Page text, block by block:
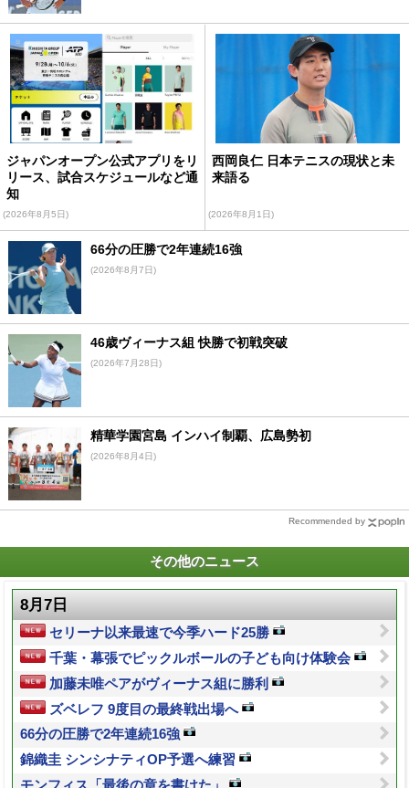
ジャパンオープン公式アプリをリ
リース、試合スケジュールなど通
知
(2026年8月5日)
西岡良仁 日本テニスの現状と未
来語る
(2026年8月1日)
66分の圧勝で2年連続16強
(2026年8月7日)
46歳ヴィーナス組 快勝で初戦突破
(2026年7月28日)
精華学園宮島 インハイ制覇、広島勢初
(2026年8月4日)
Recommended by
その他のニュース
8月7日
セリーナ以来最速で今季ハード25勝
千葉・幕張でピックルボールの子ども向け体験会
加藤未唯ペアがヴィーナス組に勝利
ズベレフ 9度目の最終戦出場へ
66分の圧勝で2年連続16強
錦織圭 シンシナティOP予選へ練習
モンフィス「最後の章を書けた」